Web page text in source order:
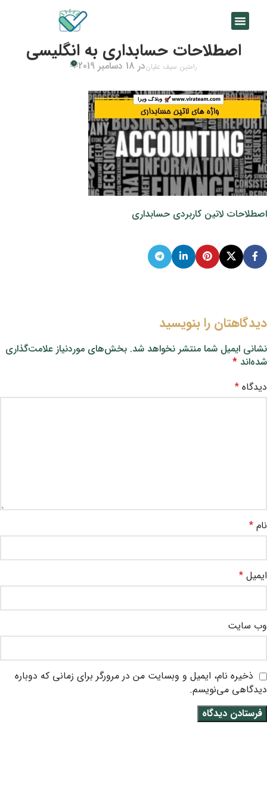
اصطلاحات حسابداری به انگلیسی
رامتین سیف علیاندر 18 دسامبر 2019 0
اصطلاحات لاتین کاربردی حسابداری
دیدگاهتان را بنویسید
نشانی ایمیل شما منتشر نخواهد شد. بخش‌های موردنیاز علامت‌گذاری
شده‌اند *
دیدگاه *
نام *
ایمیل *
وب‌ سایت
ذخیره نام، ایمیل و وبسایت من در مرورگر برای زمانی که دوباره
دیدگاهی می‌نویسم.